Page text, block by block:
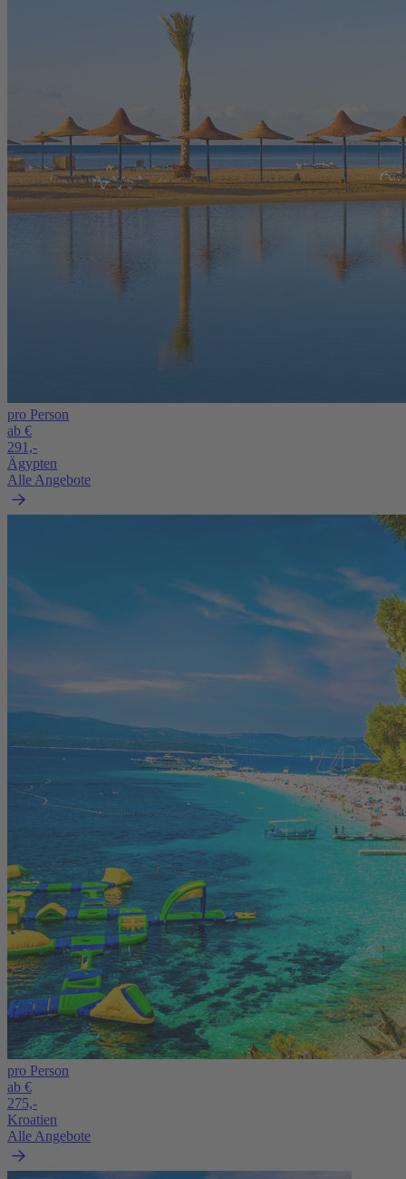
pro Person
ab €
291,-
Ägypten
Alle Angebote
pro Person
ab €
275,-
Kroatien
Alle Angebote